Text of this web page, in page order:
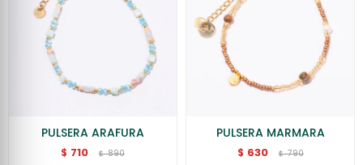
PULSERA ARAFURA
$ 710 $ 890
PULSERA MARMARA
$ 630 $ 790